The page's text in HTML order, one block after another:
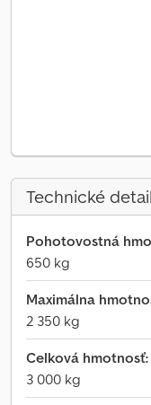
Technické
Pohotovostná
650 kg
Maximálna
2 350 kg
Celková hmotnosť:
3 000 kg